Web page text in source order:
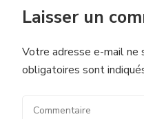
Laisser un
Votre adresse e-mail ne
obligatoires sont